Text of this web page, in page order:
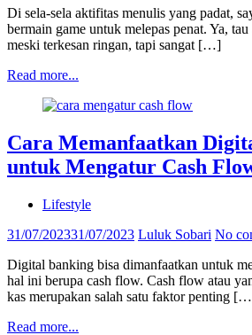
Di sela-sela aktifitas menulis yang padat,
bermain game untuk melepas penat. Ya,
meski terkesan ringan, tapi sangat […]
Read more...
Cara Memanfaatkan
untuk Mengatur Cash
Lifestyle
31/07/202331/07/2023 Luluk Sobari No
Digital banking bisa dimanfaatkan untuk
hal ini berupa cash flow. Cash flow atau
kas merupakan salah satu faktor penting
Read more...